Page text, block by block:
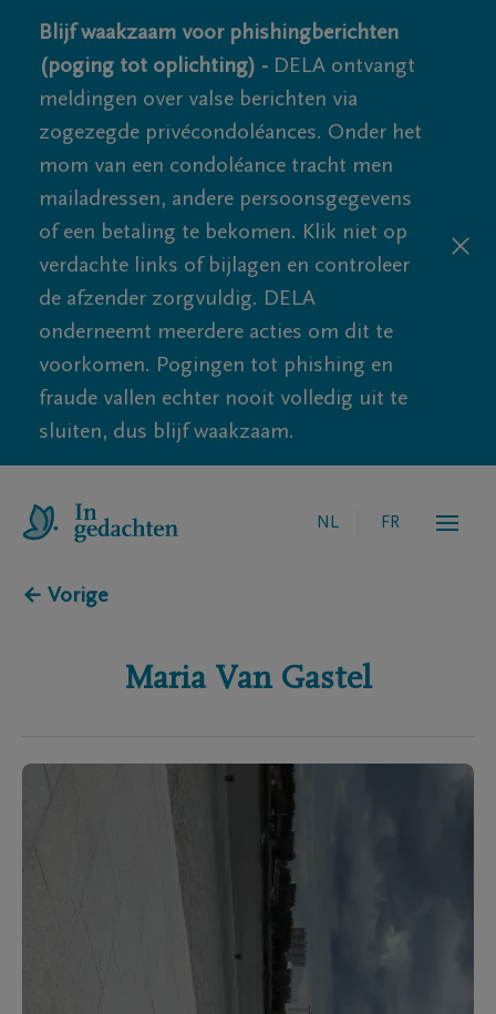
Blijf waakzaam voor phishingberichten
(poging tot oplichting) - DELA ontvangt
meldingen over valse berichten via
zogezegde privécondoléances. Onder het
mom van een condoléance tracht men
mailadressen, andere persoonsgegevens
of een betaling te bekomen. Klik niet op
verdachte links of bijlagen en controleer
de afzender zorgvuldig. DELA
onderneemt meerdere acties om dit te
voorkomen. Pogingen tot phishing en
fraude vallen echter nooit volledig uit te
sluiten, dus blijf waakzaam.
NL FR
← Vorige
Maria Van Gastel